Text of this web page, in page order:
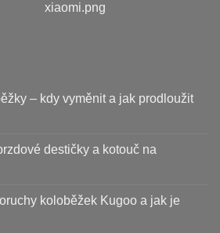
– kdy vyměnit a jak prodloužit
destičky a kotouč na
koloběžek Kugoo a jak je